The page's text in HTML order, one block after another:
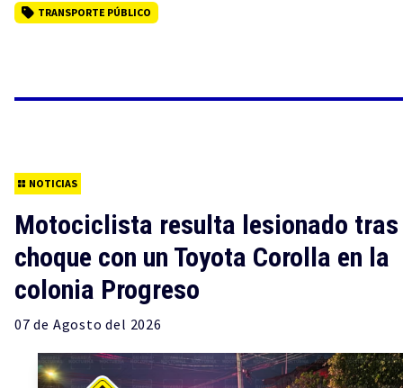
TRANSPORTE PÚBLICO
NOTICIAS
Motociclista resulta lesionado tras
choque con un Toyota Corolla en la
colonia Progreso
07 de Agosto del 2026